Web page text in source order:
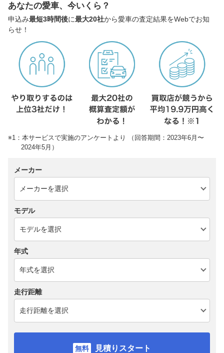
あなたの愛車、今いくら？
申込み最短3時間後に最大20社から愛車の査定結果をWebでお知
らせ！
※1：本サービスで実施のアンケートより （回答期間：2023年6月〜
2024年5月）
メーカー
モデル
年式
走行距離
見積りスタート